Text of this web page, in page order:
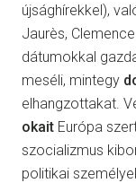
újsághírekkel),
Jaurès,
dátumokkal
meséli, mintegy
elhangzottakat.
okait Európa
szocializmus
politikai